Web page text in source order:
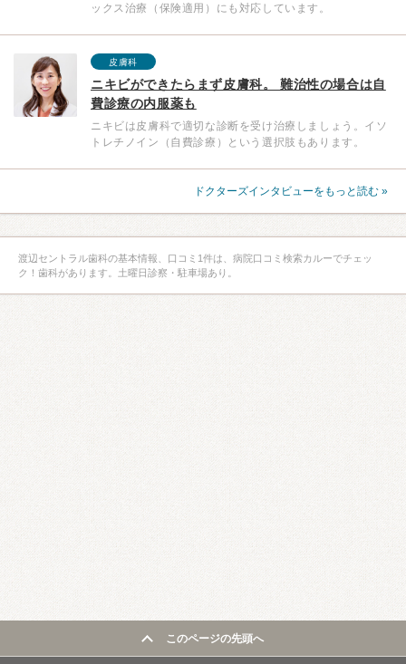
ックス治療（保険適用）にも対応しています。
皮膚科
ニキビができたらまず皮膚科。 難治性の場合は自
費診療の内服薬も
ニキビは皮膚科で適切な診断を受け治療しましょう。イソ
トレチノイン（自費診療）という選択肢もあります。
ドクターズインタビューをもっと読む »
渡辺セントラル歯科の基本情報、口コミ1件は、病院口コミ検索カルーでチェッ
ク！歯科があります。土曜日診察・駐車場あり。
このページの先頭へ